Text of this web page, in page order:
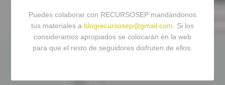
Puedes colaborar con RECURSOSEP mandándonos
tus materiales a blogrecursosep@gmail.com. Si los
consideramos apropiados se colocarán en la web
para que el resto de seguidores disfruten de ellos.